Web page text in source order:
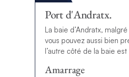
Port d'Andratx.
La baie d’Andratx,
vous pouvez aussi bien
l’autre côté de la baie
Amarrage